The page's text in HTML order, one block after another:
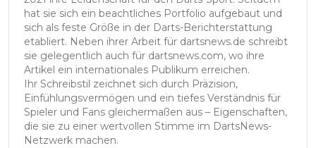
hat sie sich ein beachtliches Portfolio aufgebaut und
sich als feste Größe in der Darts-Berichterstattung
etabliert. Neben ihrer Arbeit für dartsnews.de schreibt
sie gelegentlich auch für dartsnews.com, wo ihre
Artikel ein internationales Publikum erreichen.
Ihr Schreibstil zeichnet sich durch Präzision,
Einfühlungsvermögen und ein tiefes Verständnis für
Spieler und Fans gleichermaßen aus – Eigenschaften,
die sie zu einer wertvollen Stimme im DartsNews-
Netzwerk machen.